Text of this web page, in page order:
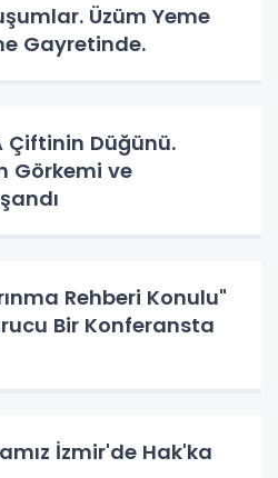
Üzüm Yeme
Gayretinde.
Çiftinin Düğünü.
Görkemi ve
Rehberi Konulu"
Bir Konferansta
İzmir'de Hak'ka